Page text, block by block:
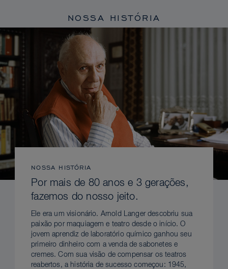
NOSSA HISTÓRIA
NOSSA HISTÓRIA
Por mais de 80 anos e 3 gerações,
fazemos do nosso jeito.
Ele era um visionário. Arnold Langer descobriu sua
paixão por maquiagem e teatro desde o início. O
jovem aprendiz de laboratório químico ganhou seu
primeiro dinheiro com a venda de sabonetes e
cremes. Com sua visão de compensar os teatros
reabertos, a história de sucesso começou: 1945,